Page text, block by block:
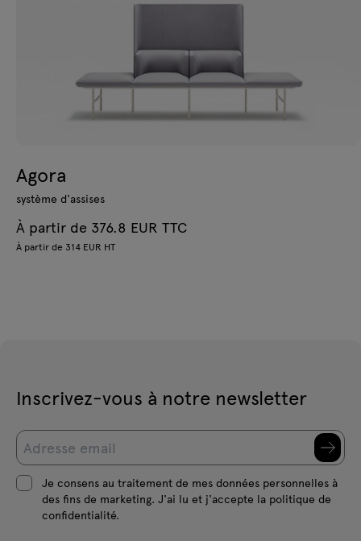
Agora
système d'assises
À partir de 376.8 EUR TTC
À partir de 314 EUR HT
Inscrivez-vous à notre newsletter
Je consens au traitement de mes données personnelles à
des fins de marketing. J'ai lu et j'accepte la politique de
confidentialité.